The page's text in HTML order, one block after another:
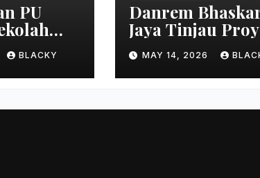
PU
Ilir
BLACKY
Danrem
Jaya Tinjau
Strategis
MAY 14, 2026